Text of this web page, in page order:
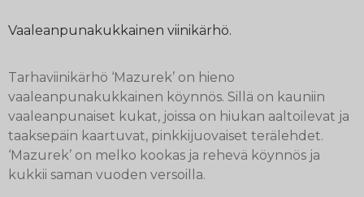
Vaaleanpunakukkainen viinikärhö.
Tarhaviinikärhö ‘Mazurek’ on hieno
vaaleanpunakukkainen köynnös. Sillä on kauniin
vaaleanpunaiset kukat, joissa on hiukan aaltoilevat ja
taaksepäin kaartuvat, pinkkijuovaiset terälehdet.
‘Mazurek’ on melko kookas ja rehevä köynnös ja
kukkii saman vuoden versoilla.